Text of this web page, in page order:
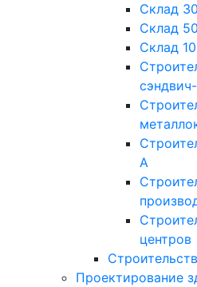
Склад
Склад
Склад
А
центров
Проектирование